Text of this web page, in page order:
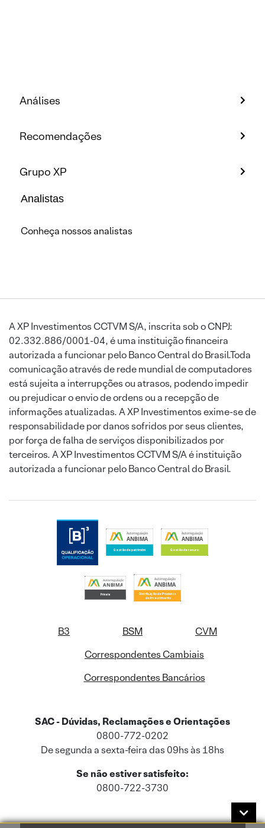
Análises
Recomendações
Grupo XP
Analistas
Conheça nossos analistas
A XP Investimentos CCTVM S/A, inscrita sob o CNPJ:
02.332.886/0001-04, é uma instituição financeira
autorizada a funcionar pelo Banco Central do Brasil.Toda
comunicação através de rede mundial de computadores
está sujeita a interrupções ou atrasos, podendo impedir
ou prejudicar o envio de ordens ou a recepção de
informações atualizadas. A XP Investimentos exime-se de
responsabilidade por danos sofridos por seus clientes,
por força de falha de serviços disponibilizados por
terceiros. A XP Investimentos CCTVM S/A é instituição
autorizada a funcionar pelo Banco Central do Brasil.
B3 BSM
CVM
Correspondentes Cambiais
Correspondentes Bancários
SAC - Dúvidas, Reclamações e Orientações
0800-772-0202
De segunda a sexta-feira das 09hs às 18hs
Se não estiver satisfeito:
0800-722-3730